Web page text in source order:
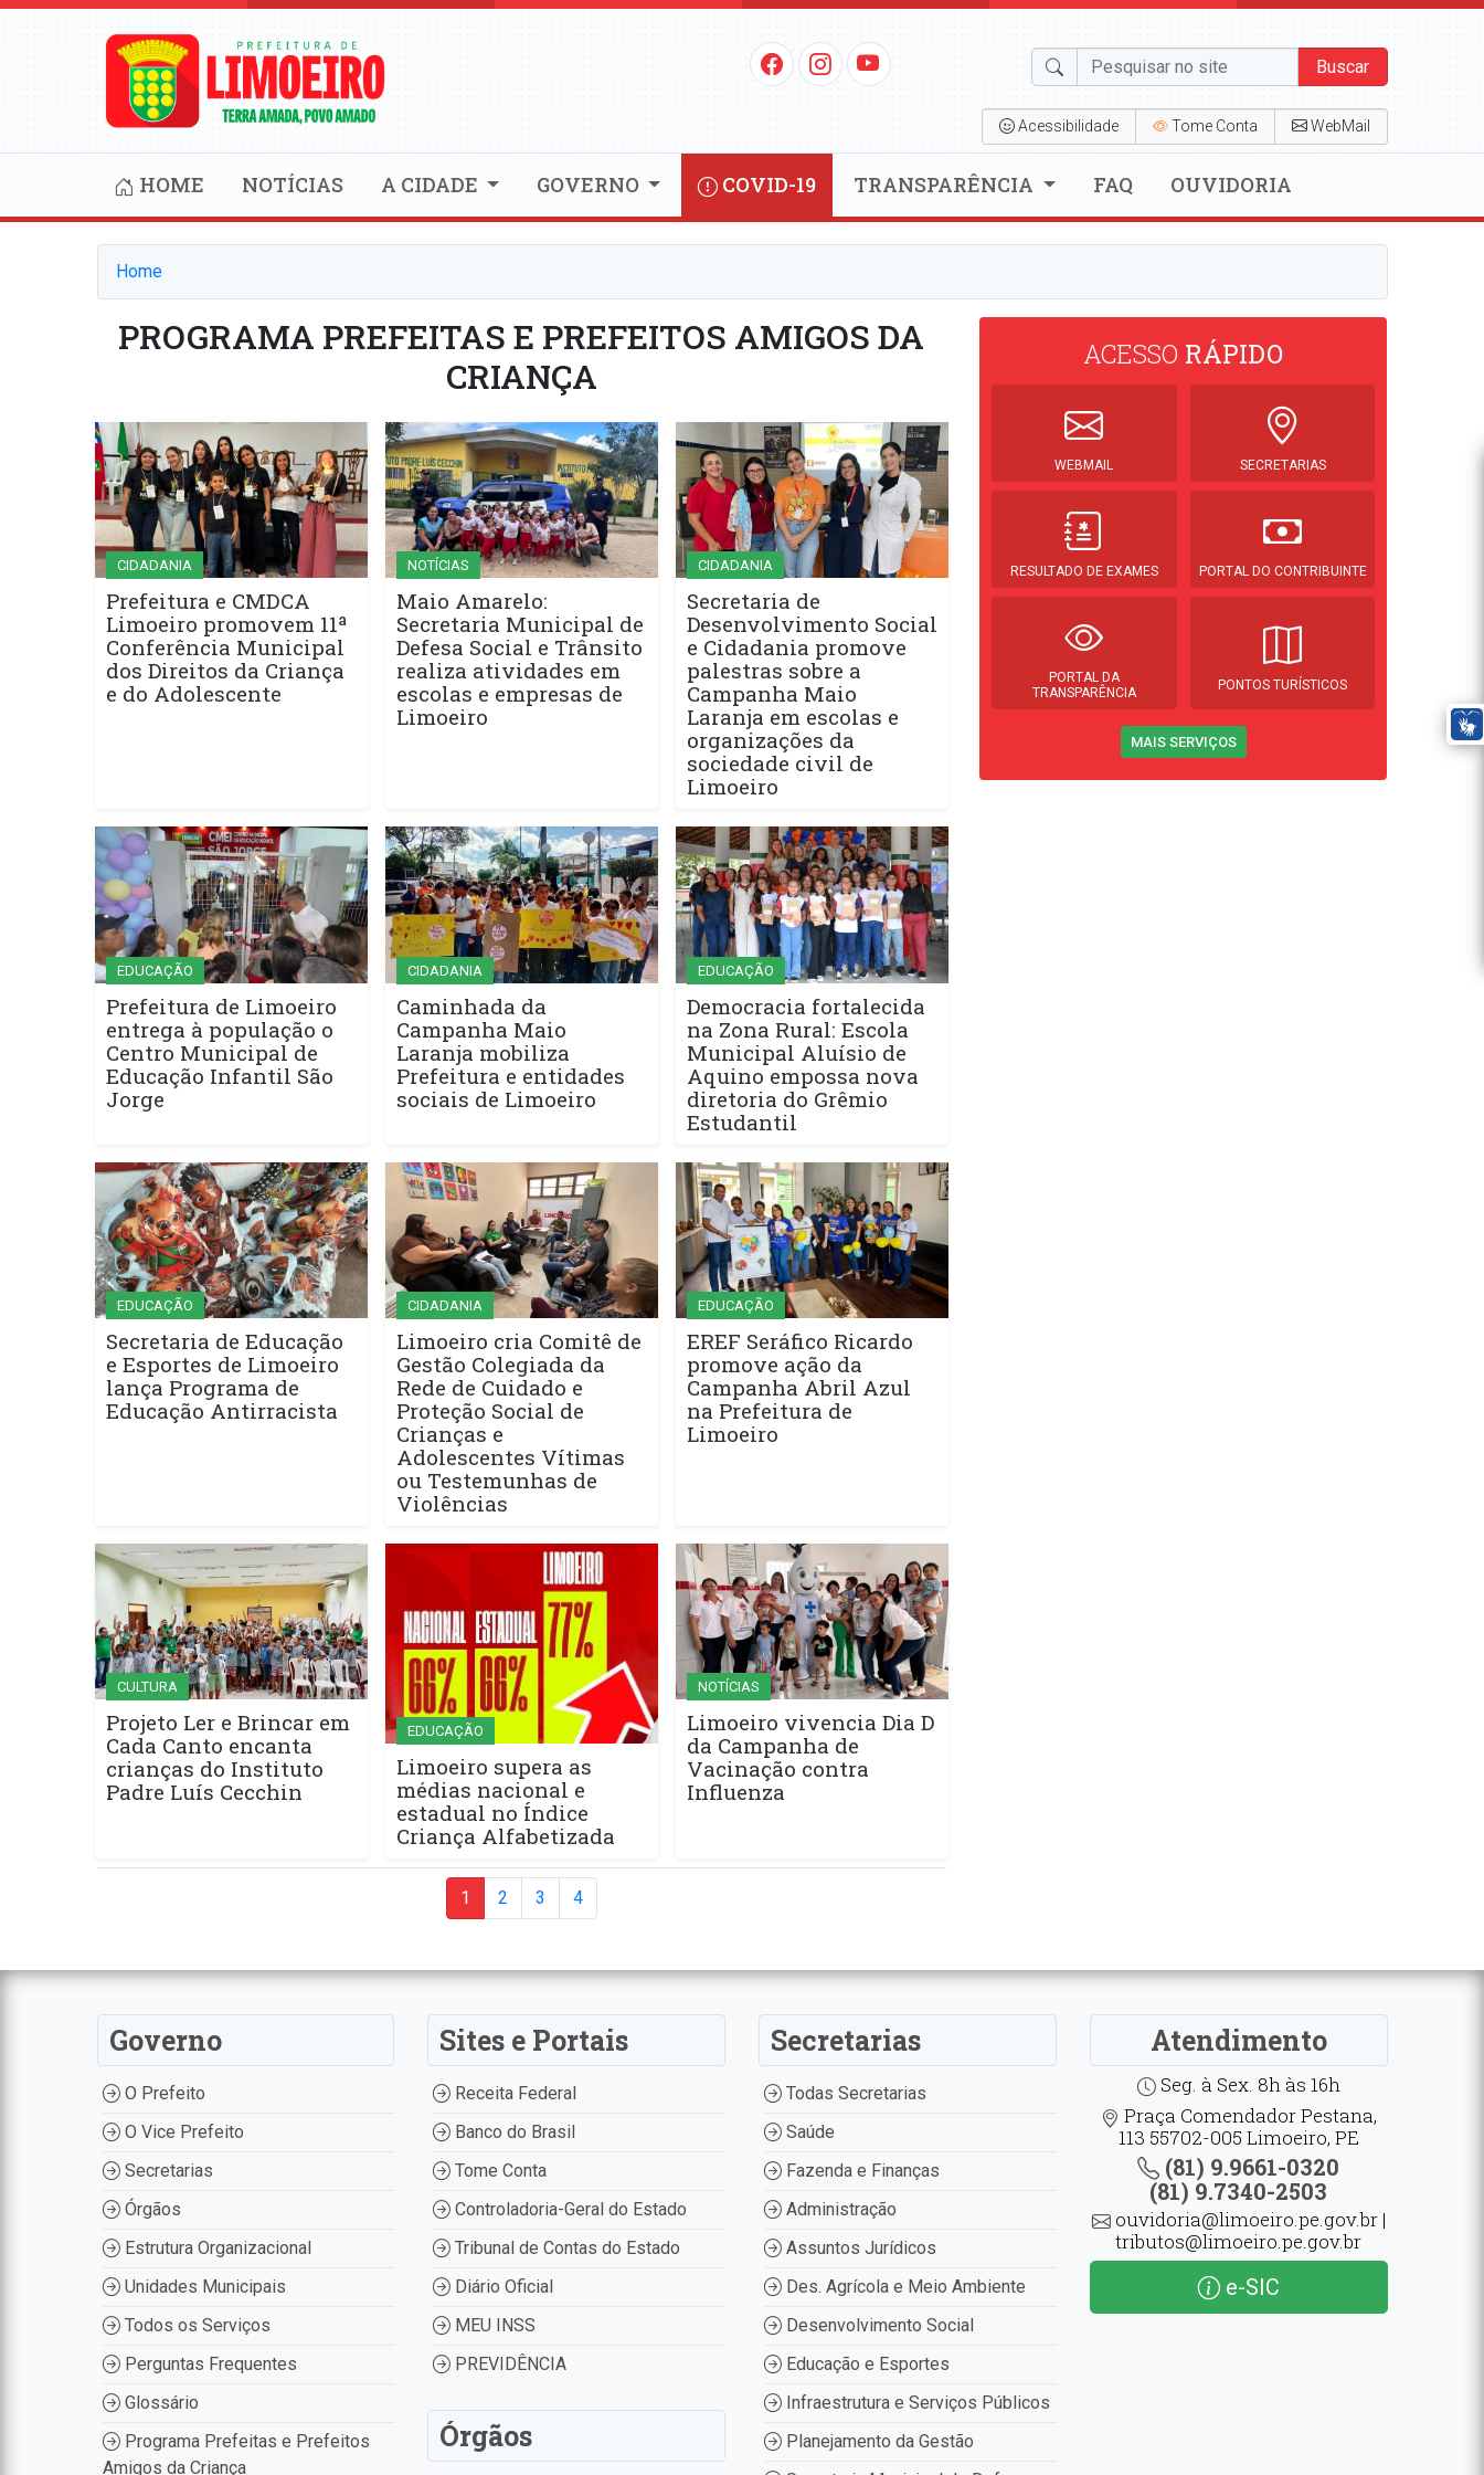
Buscar
Acessibilidade Tome Conta WebMail
HOME NOTÍCIAS A CIDADE GOVERNO COVID-19 TRANSPARÊNCIA FAQ OUVIDORIA
Home
PROGRAMA PREFEITAS E PREFEITOS AMIGOS DA
CRIANÇA
CIDADANIA
Prefeitura e CMDCA
Limoeiro promovem 11ª
Conferência Municipal
dos Direitos da Criança
e do Adolescente
NOTÍCIAS
Maio Amarelo:
Secretaria Municipal de
Defesa Social e Trânsito
realiza atividades em
escolas e empresas de
Limoeiro
CIDADANIA
Secretaria de
Desenvolvimento Social
e Cidadania promove
palestras sobre a
Campanha Maio
Laranja em escolas e
organizações da
sociedade civil de
Limoeiro
EDUCAÇÃO
Prefeitura de Limoeiro
entrega à população o
Centro Municipal de
Educação Infantil São
Jorge
CIDADANIA
Caminhada da
Campanha Maio
Laranja mobiliza
Prefeitura e entidades
sociais de Limoeiro
EDUCAÇÃO
Democracia fortalecida
na Zona Rural: Escola
Municipal Aluísio de
Aquino empossa nova
diretoria do Grêmio
Estudantil
EDUCAÇÃO
Secretaria de Educação
e Esportes de Limoeiro
lança Programa de
Educação Antirracista
CIDADANIA
Limoeiro cria Comitê de
Gestão Colegiada da
Rede de Cuidado e
Proteção Social de
Crianças e
Adolescentes Vítimas
ou Testemunhas de
Violências
EDUCAÇÃO
EREF Seráfico Ricardo
promove ação da
Campanha Abril Azul
na Prefeitura de
Limoeiro
CULTURA
Projeto Ler e Brincar em
Cada Canto encanta
crianças do Instituto
Padre Luís Cecchin
EDUCAÇÃO
Limoeiro supera as
médias nacional e
estadual no Índice
Criança Alfabetizada
NOTÍCIAS
Limoeiro vivencia Dia D
da Campanha de
Vacinação contra
Influenza
1 2 3 4
ACESSO RÁPIDO
WEBMAIL SECRETARIAS
RESULTADO DE EXAMES PORTAL DO CONTRIBUINTE
PORTAL DA
TRANSPARÊNCIA
PONTOS TURÍSTICOS
MAIS SERVIÇOS
Governo
O Prefeito
O Vice Prefeito
Secretarias
Órgãos
Estrutura Organizacional
Unidades Municipais
Todos os Serviços
Perguntas Frequentes
Glossário
Programa Prefeitas e Prefeitos
Amigos da Criança
Sites e Portais
Receita Federal
Banco do Brasil
Tome Conta
Controladoria-Geral do Estado
Tribunal de Contas do Estado
Diário Oficial
MEU INSS
PREVIDÊNCIA
Órgãos
Secretarias
Todas Secretarias
Saúde
Fazenda e Finanças
Administração
Assuntos Jurídicos
Des. Agrícola e Meio Ambiente
Desenvolvimento Social
Educação e Esportes
Infraestrutura e Serviços Públicos
Planejamento da Gestão
Atendimento
Seg. à Sex. 8h às 16h
Praça Comendador Pestana,
113 55702-005 Limoeiro, PE
(81) 9.9661-0320
(81) 9.7340-2503
ouvidoria@limoeiro.pe.gov.br |
tributos@limoeiro.pe.gov.br
e-SIC